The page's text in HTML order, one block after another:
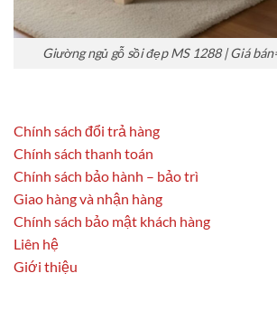
Giường ngủ gỗ sồi đẹp MS 1288 | Giá
Chính sách đổi trả hàng
Chính sách thanh toán
Chính sách bảo hành – bảo trì
Giao hàng và nhận hàng
Chính sách bảo mật khách hàng
Liên hệ
Giới thiệu